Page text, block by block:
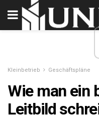
Kleinbetrieb Geschäftspläne
Wie man ein
Leitbild